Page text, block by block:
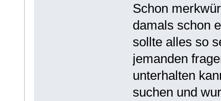
Schon
damals schon
sollte alles so
jemanden
unterhalten
suchen und